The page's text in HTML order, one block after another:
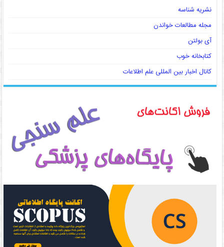
نشریه شناسه
مجله مطالعات خواندن
آی بولتن
کتابخانه خوب
کانال اخبار بین المللی علم اطلاعات